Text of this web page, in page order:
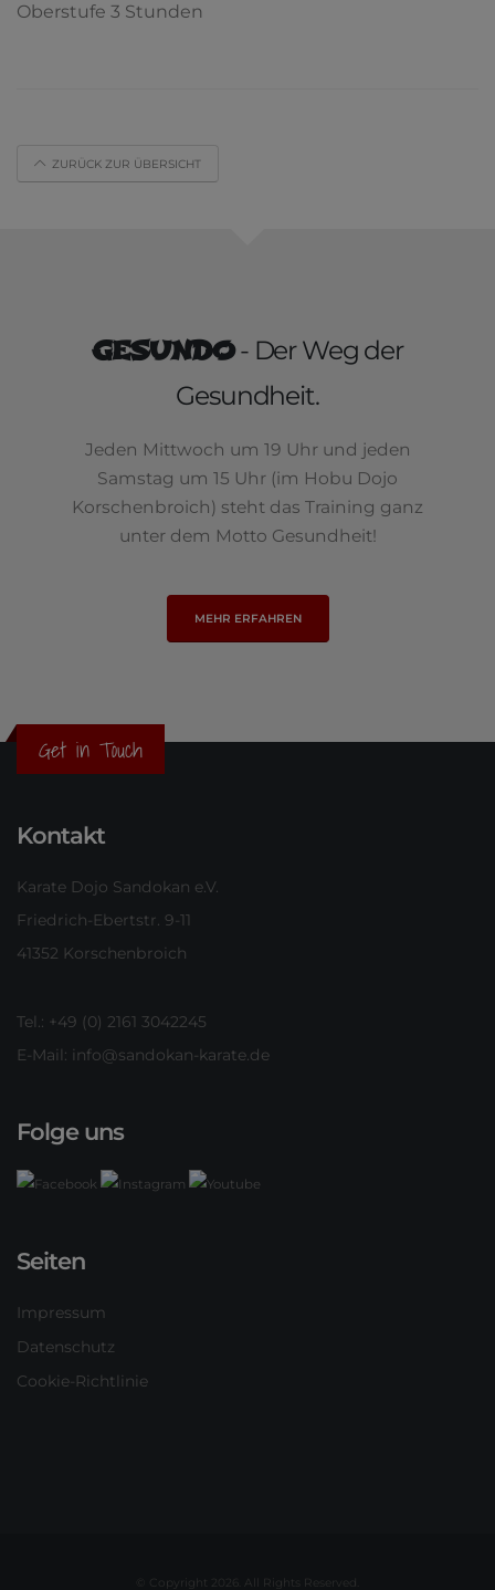
Oberstufe 3 Stunden
ZURÜCK ZUR ÜBERSICHT
GESUNDO- Der Weg der
Gesundheit.
Jeden Mittwoch um 19 Uhr und jeden
Samstag um 15 Uhr (im Hobu Dojo
Korschenbroich) steht das Training ganz
unter dem Motto Gesundheit!
MEHR ERFAHREN
Get in Touch
Kontakt
Karate Dojo Sandokan e.V.
Friedrich-Ebertstr. 9-11
41352 Korschenbroich
Tel.: +49 (0) 2161 3042245
E-Mail: info@sandokan-karate.de
Folge uns
Seiten
Impressum
Datenschutz
Cookie-Richtlinie
© Copyright 2026. All Rights Reserved.